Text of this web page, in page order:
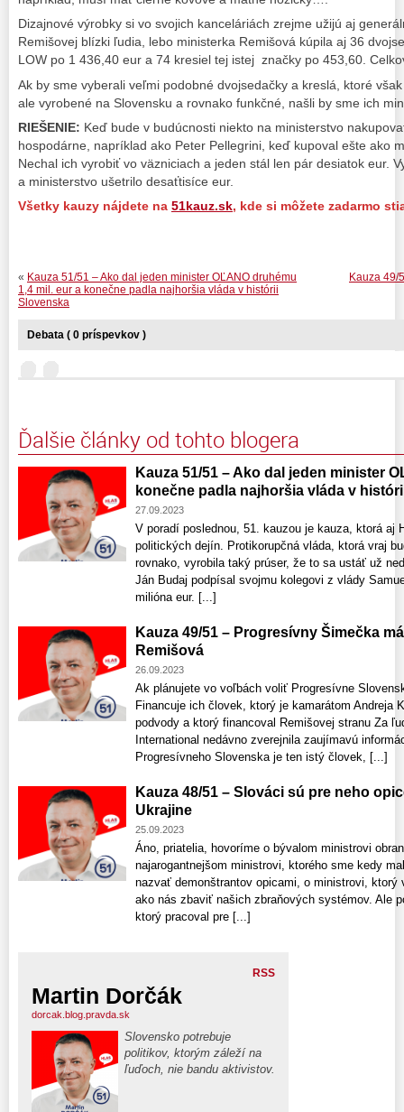
Dizajnové výrobky si vo svojich kanceláriách zrejme užijú aj
Remišovej blízki ľudia, lebo ministerka Remišová kúpila aj 36
LOW po 1 436,40 eur a 74 kresiel tej istej značky po 453,60.
Ak by sme vyberali veľmi podobné dvojsedačky a kreslá, ktoré
ale vyrobené na Slovensku a rovnako funkčné, našli by sme ich
RIEŠENIE: Keď bude v budúcnosti niekto na ministerstvo
hospodárne, napríklad ako Peter Pellegrini, keď kupoval ešte ako
Nechal ich vyrobiť vo väzniciach a jeden stál len pár desiatok eur.
a ministerstvo ušetrilo desaťtisíce eur.
Všetky kauzy nájdete na 51kauz.sk, kde si môžete zadarmo
Kauza 49/
« Kauza 51/51 – Ako dal jeden minister OĽANO druhému
1,4 mil. eur a konečne padla najhoršia vláda v histórii
Slovenska
Debata ( 0 príspevkov )
Ďalšie články od tohto blogera
Kauza 51/51 – Ako dal jeden minister
konečne padla najhoršia vláda v
27.09.2023
V poradí poslednou, 51. kauzou je kauza, ktorá aj
politických dejín. Protikorupčná vláda, ktorá vraj
rovnako, vyrobila taký prúser, že to sa ustáť už
Ján Budaj podpísal svojmu kolegovi z vlády
milióna eur. [...]
Kauza 49/51 – Progresívny Šimečka
Remišová
26.09.2023
Ak plánujete vo voľbách voliť Progresívne
Financuje ich človek, ktorý je kamarátom Andreja
podvody a ktorý financoval Remišovej stranu Za
International nedávno zverejnila zaujímavú
Progresívneho Slovenska je ten istý človek, [...]
Kauza 48/51 – Slováci sú pre neho
Ukrajine
25.09.2023
Áno, priatelia, hovoríme o bývalom ministrovi
najarogantnejšom ministrovi, ktorého sme kedy
nazvať demonštrantov opicami, o ministrovi,
ako nás zbaviť našich zbraňových systémov. Ale
ktorý pracoval pre [...]
RSS
Martin Dorčák
dorcak.blog.pravda.sk
Slovensko potrebuje
politikov, ktorým záleží na
ľuďoch, nie bandu aktivistov.